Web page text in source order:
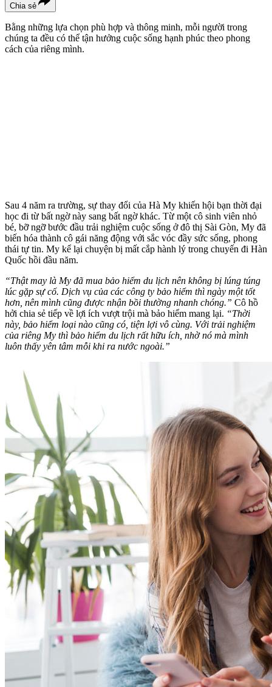
Chia sẻ
Bằng những lựa chọn phù hợp và thông minh, mỗi người trong
chúng ta đều có thể tận hưởng cuộc sống hạnh phúc theo phong
cách của riêng mình.
Sau 4 năm ra trường, sự thay đổi của Hà My khiến hội bạn thời đại
học đi từ bất ngờ này sang bất ngờ khác. Từ một cô sinh viên nhỏ
bé, bỡ ngỡ bước đầu trải nghiệm cuộc sống ở đô thị Sài Gòn, My đã
biến hóa thành cô gái năng động với sắc vóc đầy sức sống, phong
thái tự tin. My kể lại chuyện bị mất cắp hành lý trong chuyến đi Hàn
Quốc hồi đầu năm.
“Thật may là My đã mua bảo hiểm du lịch nên không bị lúng túng
lúc gặp sự cố. Dịch vụ của các công ty bảo hiểm thì ngày một tốt
hơn, nên mình cũng được nhận bồi thường nhanh chóng.” Cô hồ
hởi chia sẻ tiếp về lợi ích vượt trội mà bảo hiểm mang lại. “Thời
này, bảo hiểm loại nào cũng có, tiện lợi vô cùng. Với trải nghiệm
của riêng My thì bảo hiểm du lịch rất hữu ích, nhờ nó mà mình
luôn thấy yên tâm mỗi khi ra nước ngoài.”